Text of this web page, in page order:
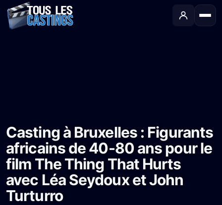
Casting à Bruxelles : Figurants
africains de 40-80 ans pour le
film The Thing That Hurts
avec Léa Seydoux et John
Turturro